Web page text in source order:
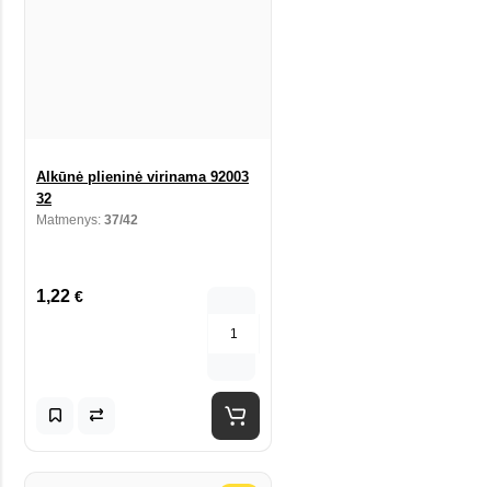
Alkūnė plieninė virinama 92003
32
Matmenys: 37/42
1,22 €